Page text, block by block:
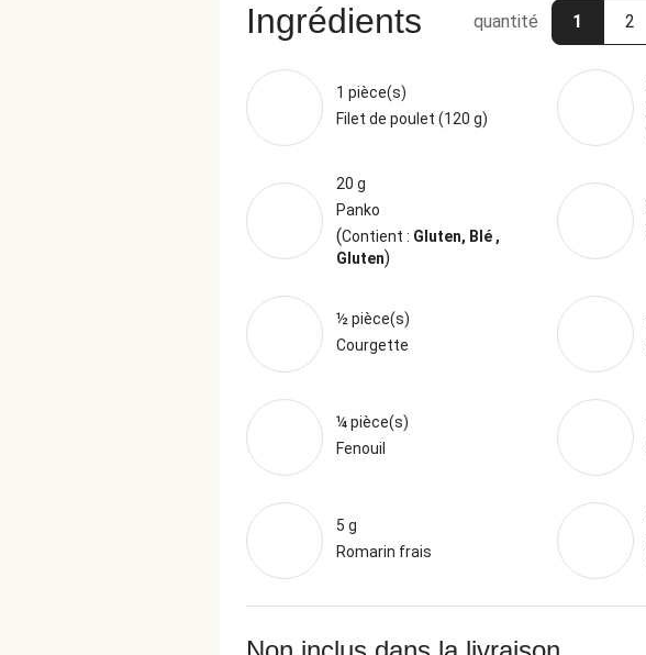
Ingrédients quantité 1 2
1 pièce(s)
Filet de poulet (120 g)
20 g
Panko
(Contient : Gluten, Blé ,
Gluten)
½ pièce(s)
Courgette
¼ pièce(s)
Fenouil
5 g
Romarin frais